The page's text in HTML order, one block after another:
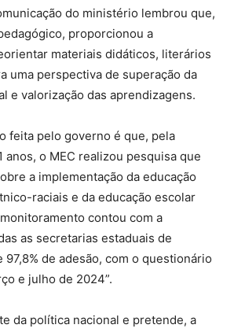
do ministério lembrou que,
proporcionou a
materiais didáticos, literários
uma perspectiva de superação da
e valorização das aprendizagens.
feita pelo governo é que, pela
anos, o MEC realizou pesquisa que
a implementação da educação
raciais e da educação escolar
contou com a
as secretarias estaduais de
97,8% de adesão, com o questionário
e julho de 2024”.
da política nacional e pretende, a